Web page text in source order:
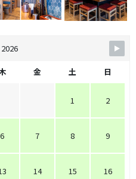
金 土 日
1 2
6 7 8 9
14 15 16